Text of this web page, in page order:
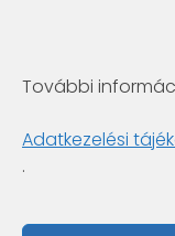
További
Adatkezelési
.